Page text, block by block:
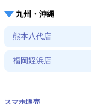
九州・沖縄
熊本八代店
福岡姪浜店
スマホ販売